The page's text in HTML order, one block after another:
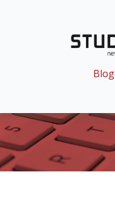
Blog